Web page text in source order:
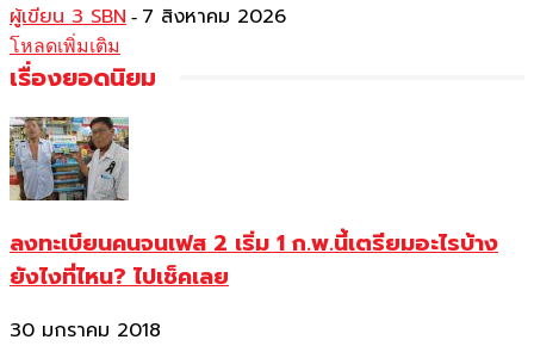
ผู้เขียน 3 SBN - 7 สิงหาคม 2026
โหลดเพิ่มเติม
เรื่องยอดนิยม
ลงทะเบียนคนจนเฟส 2 เริ่ม 1 ก.พ.นี้เตรียมอะไรบ้าง
ยังไงที่ไหน? ไปเช็คเลย
30 มกราคม 2018